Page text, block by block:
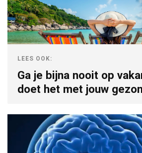
LEES OOK:
Ga je bijna nooit op
doet het met jouw